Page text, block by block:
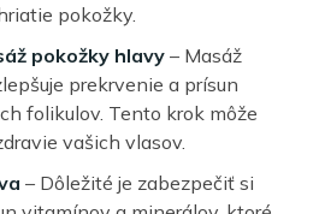
pokožky.
pokožky hlavy – Masáž
prekrvenie a prísun
folikulov. Tento krok môže
vašich vlasov.
– Dôležité je zabezpečiť si